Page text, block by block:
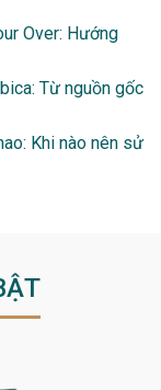
Over: Hướng
Từ nguồn gốc
Khi nào nên sử